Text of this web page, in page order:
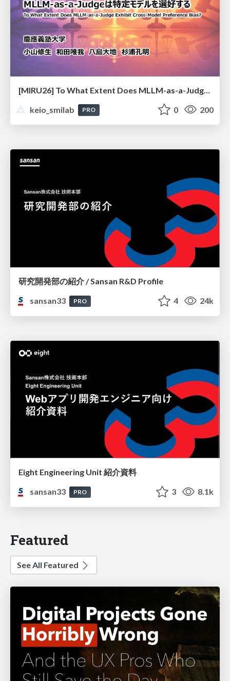
keio_smilab
PRO 0 200
研究開発部の紹介 / Sansan R&D Profile
sansan33
PRO 4 24k
Eight Engineering Unit 紹介資料
sansan33
PRO 3 8.1k
Featured
See All Featured